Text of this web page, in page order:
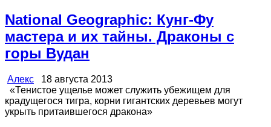
National Geographic: Кунг-Фу
мастера и их тайны. Драконы с
горы Вудан
Алекс 18 августа 2013
«Тенистое ущелье может служить убежищем для
крадущегося тигра, корни гигантских деревьев могут
укрыть притаившегося дракона»